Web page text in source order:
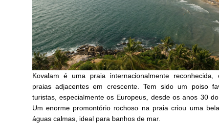
Kovalam é uma praia internacionalmente reconhecida,
praias adjacentes em crescente. Tem sido um poiso
turistas, especialmente os Europeus, desde os anos 30
Um enorme promontório rochoso na praia criou uma
águas calmas, ideal para banhos de mar.